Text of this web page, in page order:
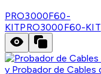
PRO3000F60-
KITPRO3000F60-KIT